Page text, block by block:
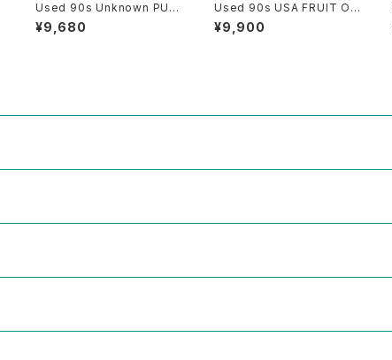
Used 90s Unknown PUF
FIN NUFFIN Both Side An
imal Art graphic T-Shirt S
¥9,680
Used 90s USA FRUIT OF
THE LOOM EARTH TECH
Graphic T-Shirt Size L 古
¥9,900